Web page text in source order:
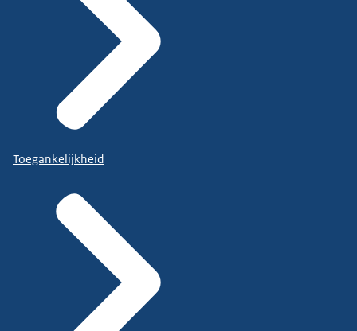
Toegankelijkheid